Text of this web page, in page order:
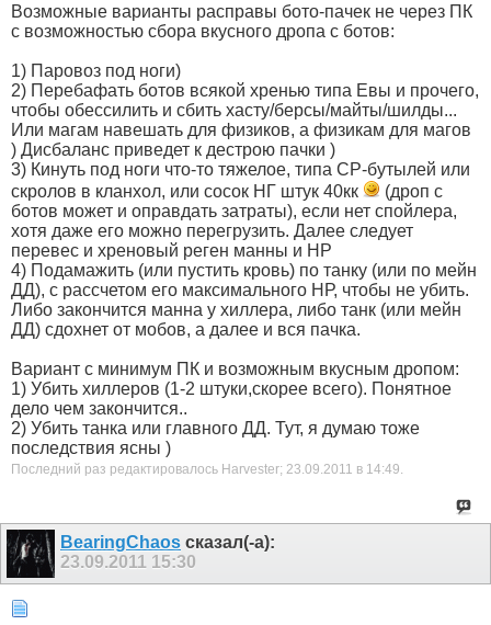
Возможные варианты расправы бото-пачек не через ПК
с возможностью сбора вкусного дропа с ботов:
1) Паровоз под ноги)
2) Перебафать ботов всякой хренью типа Евы и прочего,
чтобы обессилить и сбить хасту/берсы/майты/шилды...
Или магам навешать для физиков, а физикам для магов
) Дисбаланс приведет к дестрою пачки )
3) Кинуть под ноги что-то тяжелое, типа СР-бутылей или
скролов в кланхол, или сосок НГ штук 40кк
(дроп с
ботов может и оправдать затраты), если нет спойлера,
хотя даже его можно перегрузить. Далее следует
перевес и хреновый реген манны и НР
4) Подамажить (или пустить кровь) по танку (или по мейн
ДД), с рассчетом его максимального НР, чтобы не убить.
Либо закончится манна у хиллера, либо танк (или мейн
ДД) сдохнет от мобов, а далее и вся пачка.
Вариант с минимум ПК и возможным вкусным дропом:
1) Убить хиллеров (1-2 штуки,скорее всего). Понятное
дело чем закончится..
2) Убить танка или главного ДД. Тут, я думаю тоже
последствия ясны )
Последний раз редактировалось Harvester; 23.09.2011 в 14:49
BearingChaos сказал(-а):
23.09.2011 15:30